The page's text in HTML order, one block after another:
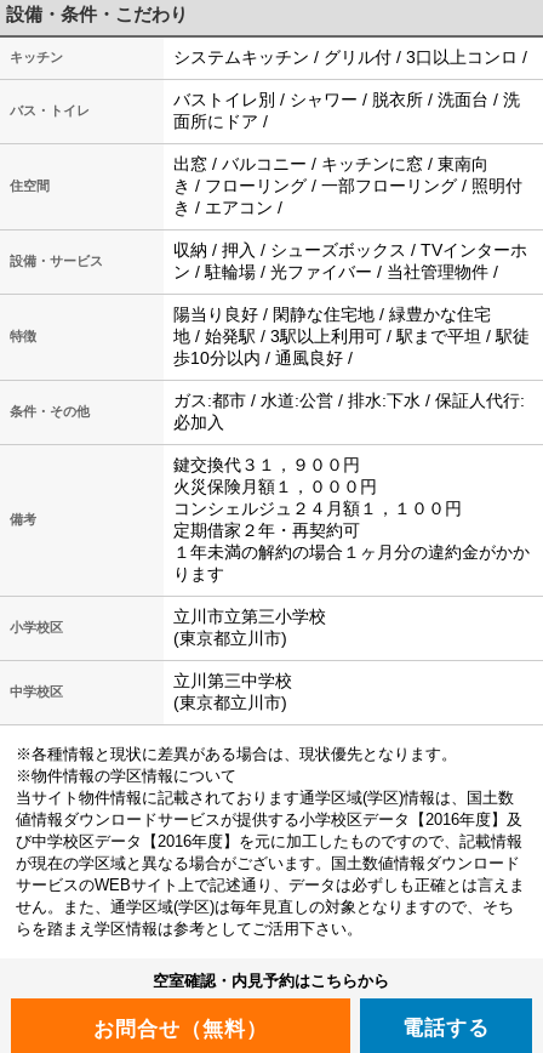
設備・条件・こだわり
キッチン システムキッチン / グリル付 / 3口以上コンロ /
バス・トイレ
バストイレ別 / シャワー / 脱衣所 / 洗面台 / 洗
面所にドア /
住空間
出窓 / バルコニー / キッチンに窓 / 東南向
き / フローリング / 一部フローリング / 照明付
き / エアコン /
設備・サービス
収納 / 押入 / シューズボックス / TVインターホ
ン / 駐輪場 / 光ファイバー / 当社管理物件 /
特徴
陽当り良好 / 閑静な住宅地 / 緑豊かな住宅
地 / 始発駅 / 3駅以上利用可 / 駅まで平坦 / 駅徒
歩10分以内 / 通風良好 /
条件・その他
ガス:都市 / 水道:公営 / 排水:下水 / 保証人代行:
必加入
備考
鍵交換代３１，９００円
火災保険月額１，０００円
コンシェルジュ２４月額１，１００円
定期借家２年・再契約可
１年未満の解約の場合１ヶ月分の違約金がかか
ります
小学校区
立川市立第三小学校
(東京都立川市)
中学校区
立川第三中学校
(東京都立川市)
※各種情報と現状に差異がある場合は、現状優先となります。
※物件情報の学区情報について
当サイト物件情報に記載されております通学区域(学区)情報は、国土数
値情報ダウンロードサービスが提供する小学校区データ【2016年度】及
び中学校区データ【2016年度】を元に加工したものですので、記載情報
が現在の学区域と異なる場合がございます。国土数値情報ダウンロード
サービスのWEBサイト上で記述通り、データは必ずしも正確とは言えま
せん。また、通学区域(学区)は毎年見直しの対象となりますので、そち
らを踏まえ学区情報は参考としてご活用下さい。
空室確認・内見予約はこちらから
電話する